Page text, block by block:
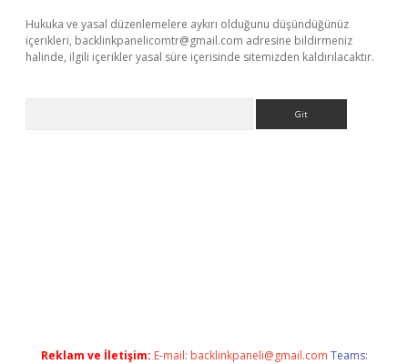
Hukuka ve yasal düzenlemelere aykırı olduğunu düşündüğünüz
içerikleri, backlinkpanelicomtr@gmail.com adresine bildirmeniz
halinde, ilgili içerikler yasal süre içerisinde sitemizden kaldırılacaktır.
Reklam ve İletişim: E-mail: backlinkpaneli@gmail.com Teams: